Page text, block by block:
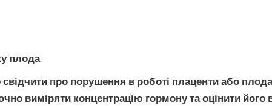
плода
про порушення в роботі плаценти або
виміряти концентрацію гормону та оцінити його